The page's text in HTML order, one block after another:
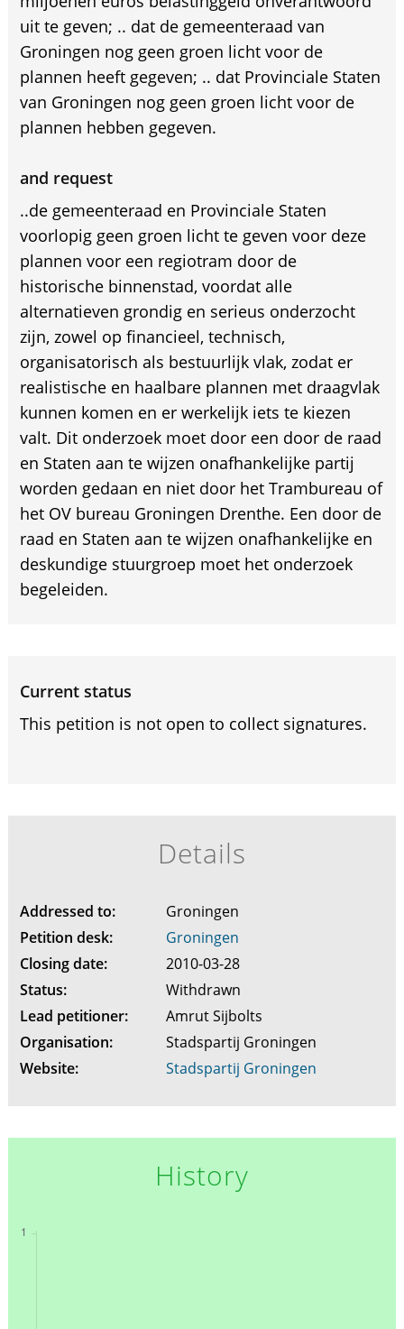
uit te geven; .. dat de gemeenteraad van
Groningen nog geen groen licht voor de
plannen heeft gegeven; .. dat Provinciale Staten
van Groningen nog geen groen licht voor de
plannen hebben gegeven.
and request
..de gemeenteraad en Provinciale Staten
voorlopig geen groen licht te geven voor deze
plannen voor een regiotram door de
historische binnenstad, voordat alle
alternatieven grondig en serieus onderzocht
zijn, zowel op financieel, technisch,
organisatorisch als bestuurlijk vlak, zodat er
realistische en haalbare plannen met draagvlak
kunnen komen en er werkelijk iets te kiezen
valt. Dit onderzoek moet door een door de raad
en Staten aan te wijzen onafhankelijke partij
worden gedaan en niet door het Trambureau of
het OV bureau Groningen Drenthe. Een door de
raad en Staten aan te wijzen onafhankelijke en
deskundige stuurgroep moet het onderzoek
begeleiden.
Current status
This petition is not open to collect signatures.
Details
Addressed to:
Groningen
Petition desk:
Groningen
Closing date:
2010-03-28
Status:
Withdrawn
Lead petitioner:
Amrut Sijbolts
Organisation:
Stadspartij Groningen
Website:
Stadspartij Groningen
History